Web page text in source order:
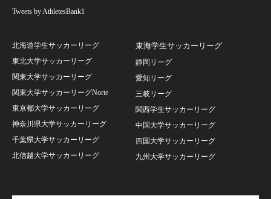
Tweets by AthletesBank1
北海道学生サッカーリーグ
東北大学サッカーリーグ
関東大学サッカーリーグ
関東大学サッカーリーグNorte
東京都大学サッカーリーグ
神奈川県大学サッカーリーグ
千葉県大学サッカーリーグ
北信越大学サッカーリーグ
東海学生サッカーリーグ
静岡リーグ
愛知リーグ
三岐リーグ
関西学生サッカーリーグ
中国大学サッカーリーグ
四国大学サッカーリーグ
九州大学サッカーリーグ